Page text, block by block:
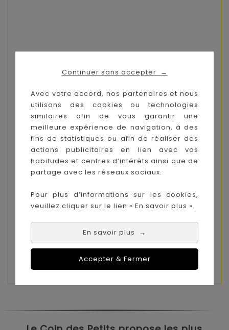
Continuer sans accepter →
Avec votre accord, nos partenaires et nous
utilisons des cookies ou technologies
similaires afin de vous garantir une
meilleure expérience de navigation, à des
fins de statistiques ou afin de réaliser des
actions publicitaires en lien avec vos
habitudes et centres d’intérêts ainsi que de
partage avec les réseaux sociaux.
Pour plus d’informations sur les cookies,
veuillez cliquer sur le lien « En savoir plus ».
En savoir plus →
Accepter & Fermer